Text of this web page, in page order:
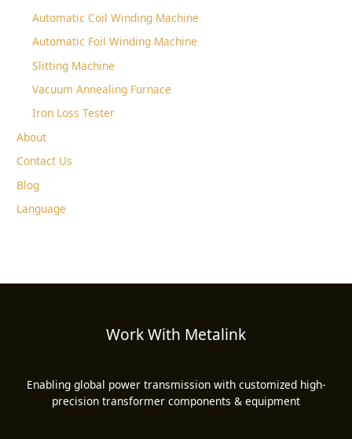
Automatic Coil Winding Machine
Automatic Foil Winding Machine
Slitting Machine
Vacuum Annealing Furnace
Iron Loss Tester
About
Contact Us
Blog
Language
Work With Metalink
Enabling global power transmission with customized high-
precision transformer components & equipment